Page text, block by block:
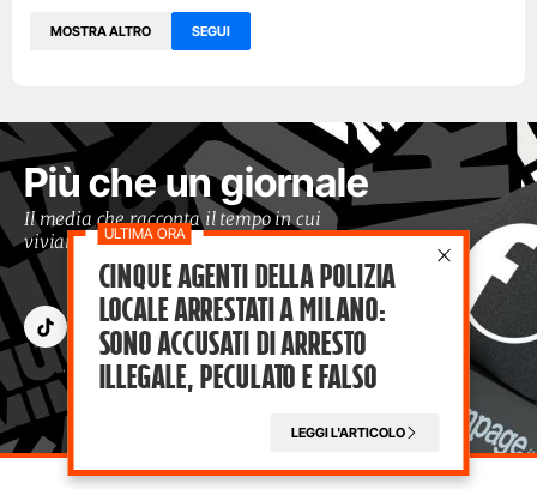
MOSTRA ALTRO SEGUI
Più che un giornale
Il media che racconta il tempo in cui
viviamo con occhi moderni
Cinque agenti della polizia
locale arrestati a Milano:
sono accusati di arresto
illegale, peculato e falso
LEGGI L'ARTICOLO